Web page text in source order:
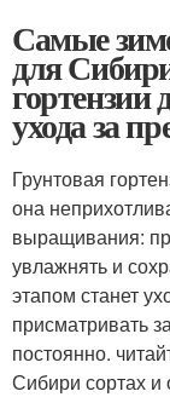
Самые
для
гортензии
ухода за
Грунтовая
она
выращивания:
увлажнять и
этапом станет
присматривать
постоянно.
Сибири сортах и